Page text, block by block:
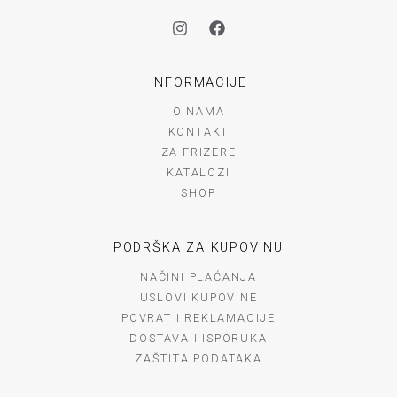
INFORMACIJE
O NAMA
KONTAKT
ZA FRIZERE
KATALOZI
SHOP
PODRŠKA ZA KUPOVINU
NAČINI PLAĆANJA
USLOVI KUPOVINE
POVRAT I REKLAMACIJE
DOSTAVA I ISPORUKA
ZAŠTITA PODATAKA